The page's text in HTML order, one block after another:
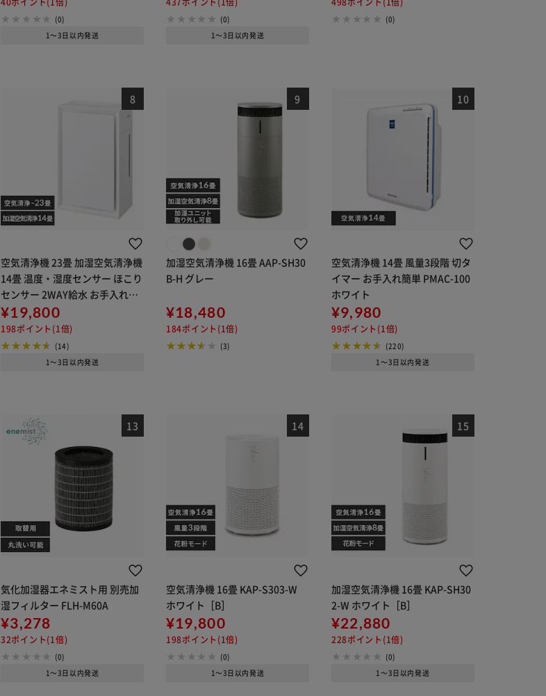
(0)
1～3日以内発送
(0)
1～3日以内発送
(0)
空気清浄機 23畳 加湿空気清浄機
14畳 温度・湿度センサー ほこり
センサー 2WAY給水 お手入れ簡
単 AAP-AH50A-W ホワイト
¥19,800
198ポイント(1倍)
(14)
1～3日以内発送
加湿空気清浄機 16畳 AAP-SH30
B-H グレー
¥18,480
184ポイント(1倍)
(3)
空気清浄機 14畳 風量3段階 切タ
イマー お手入れ簡単 PMAC-100
ホワイト
¥9,980
99ポイント(1倍)
(220)
1～3日以内発送
気化加湿器エネミスト用 別売加
湿フィルター FLH-M60A
¥3,278
32ポイント(1倍)
(0)
1～3日以内発送
空気清浄機 16畳 KAP-S303-W
ホワイト［B］
¥19,800
198ポイント(1倍)
(0)
1～3日以内発送
加湿空気清浄機 16畳 KAP-SH30
2-W ホワイト［B］
¥22,880
228ポイント(1倍)
(0)
1～3日以内発送